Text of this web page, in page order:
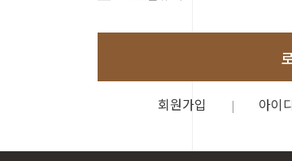
회원가입 아이